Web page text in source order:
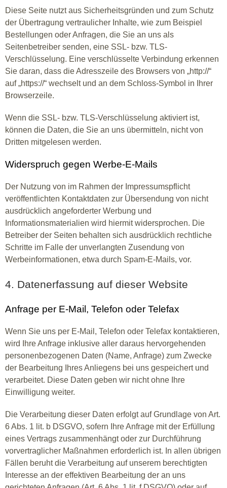
Diese Seite nutzt aus Sicherheitsgründen und zum Schutz
der Übertragung vertraulicher Inhalte, wie zum Beispiel
Bestellungen oder Anfragen, die Sie an uns als
Seitenbetreiber senden, eine SSL- bzw. TLS-
Verschlüsselung. Eine verschlüsselte Verbindung erkennen
Sie daran, dass die Adresszeile des Browsers von „http://“
auf „https://“ wechselt und an dem Schloss-Symbol in Ihrer
Browserzeile.
Wenn die SSL- bzw. TLS-Verschlüsselung aktiviert ist,
können die Daten, die Sie an uns übermitteln, nicht von
Dritten mitgelesen werden.
Widerspruch gegen Werbe-E-Mails
Der Nutzung von im Rahmen der Impressumspflicht
veröffentlichten Kontaktdaten zur Übersendung von nicht
ausdrücklich angeforderter Werbung und
Informationsmaterialien wird hiermit widersprochen. Die
Betreiber der Seiten behalten sich ausdrücklich rechtliche
Schritte im Falle der unverlangten Zusendung von
Werbeinformationen, etwa durch Spam-E-Mails, vor.
4. Datenerfassung auf dieser Website
Anfrage per E-Mail, Telefon oder Telefax
Wenn Sie uns per E-Mail, Telefon oder Telefax kontaktieren,
wird Ihre Anfrage inklusive aller daraus hervorgehenden
personenbezogenen Daten (Name, Anfrage) zum Zwecke
der Bearbeitung Ihres Anliegens bei uns gespeichert und
verarbeitet. Diese Daten geben wir nicht ohne Ihre
Einwilligung weiter.
Die Verarbeitung dieser Daten erfolgt auf Grundlage von Art.
6 Abs. 1 lit. b DSGVO, sofern Ihre Anfrage mit der Erfüllung
eines Vertrags zusammenhängt oder zur Durchführung
vorvertraglicher Maßnahmen erforderlich ist. In allen übrigen
Fällen beruht die Verarbeitung auf unserem berechtigten
Interesse an der effektiven Bearbeitung der an uns